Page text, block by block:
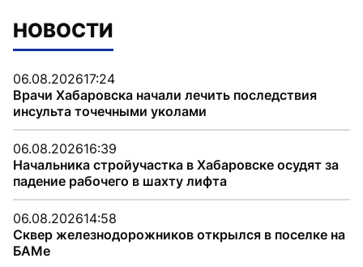
НОВОСТИ
06.08.202617:24
Врачи Хабаровска начали лечить последствия
инсульта точечными уколами
06.08.202616:39
Начальника стройучастка в Хабаровске осудят за
падение рабочего в шахту лифта
06.08.202614:58
Сквер железнодорожников открылся в поселке на
БАМе